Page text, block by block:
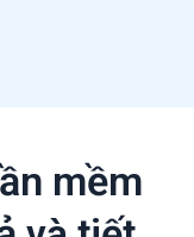
mềm